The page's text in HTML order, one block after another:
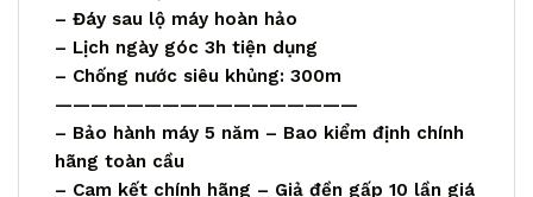
– Đáy sau lộ máy hoàn hảo
– Lịch ngày góc 3h tiện dụng
– Chống nước siêu khủng: 300m
—————————————————
– Bảo hành máy 5 năm – Bao kiểm định chính
hãng toàn cầu
– Cam kết chính hãng – Giả đền gấp 10 lần giá